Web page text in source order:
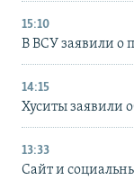
15:10
В ВСУ заявили о
14:15
Хуситы заявили
13:33
Сайт и